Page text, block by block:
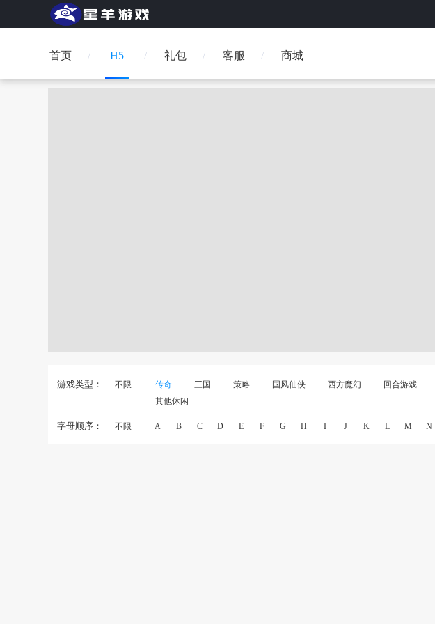
首页 H5 礼包 客服 商城
游戏类型： 不限 传奇 三国 策略 国风仙侠 西方魔幻 回合游戏
其他休闲
字母顺序： 不限 A B C D E F G H I J K L M N